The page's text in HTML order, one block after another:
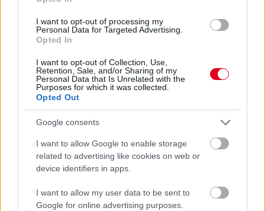
I want to opt-out of processing my
Personal Data for Targeted Advertising.
Opted In
I want to opt-out of Collection, Use,
Retention, Sale, and/or Sharing of my
Personal Data that Is Unrelated with the
Purposes for which it was collected.
Opted Out
Google consents
I want to allow Google to enable storage
related to advertising like cookies on web or
device identifiers in apps.
I want to allow my user data to be sent to
Google for online advertising purposes.
legfrissebb adását!